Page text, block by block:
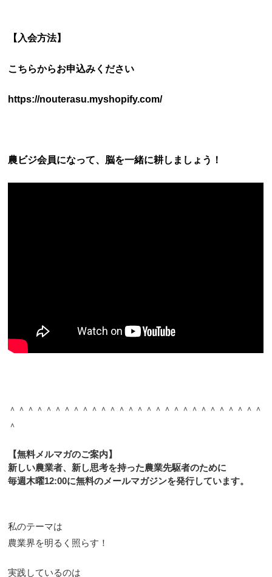
【入会方法】
こちらからお申込みください
https://nouterasu.myshopify.com/
農ビジ会員になって、脳を一緒に耕しましょう！
＾＾＾＾＾＾＾＾＾＾＾＾＾＾＾＾＾＾＾＾＾＾＾＾＾＾＾＾
＾
【無料メルマガのご案内】
新しい農業者、新し思考を持った農業先駆者のために
毎週木曜12:00に無料のメールマガジンを発行しています。
私のテーマは
農業界を明るく照らす！
実践しているのは